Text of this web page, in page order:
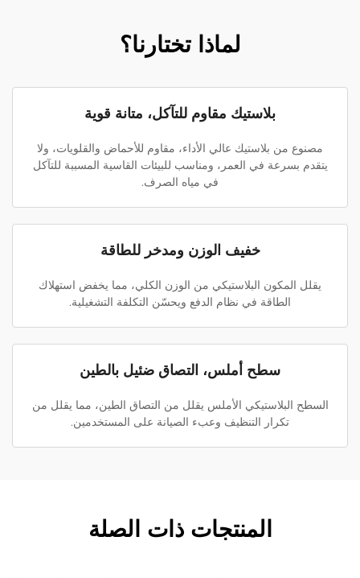
لماذا تختارنا؟
بلاستيك مقاوم للتآكل، متانة قوية
مصنوع من بلاستيك عالي الأداء، مقاوم للأحماض والقلويات، ولا
يتقدم بسرعة في العمر، ومناسب للبيئات القاسية المسببة للتآكل
في مياه الصرف.
خفيف الوزن ومدخر للطاقة
يقلل المكون البلاستيكي من الوزن الكلي، مما يخفض استهلاك
الطاقة في نظام الدفع ويحسّن التكلفة التشغيلية.
سطح أملس، التصاق ضئيل بالطين
السطح البلاستيكي الأملس يقلل من التصاق الطين، مما يقلل من
تكرار التنظيف وعبء الصيانة على المستخدمين.
المنتجات ذات الصلة